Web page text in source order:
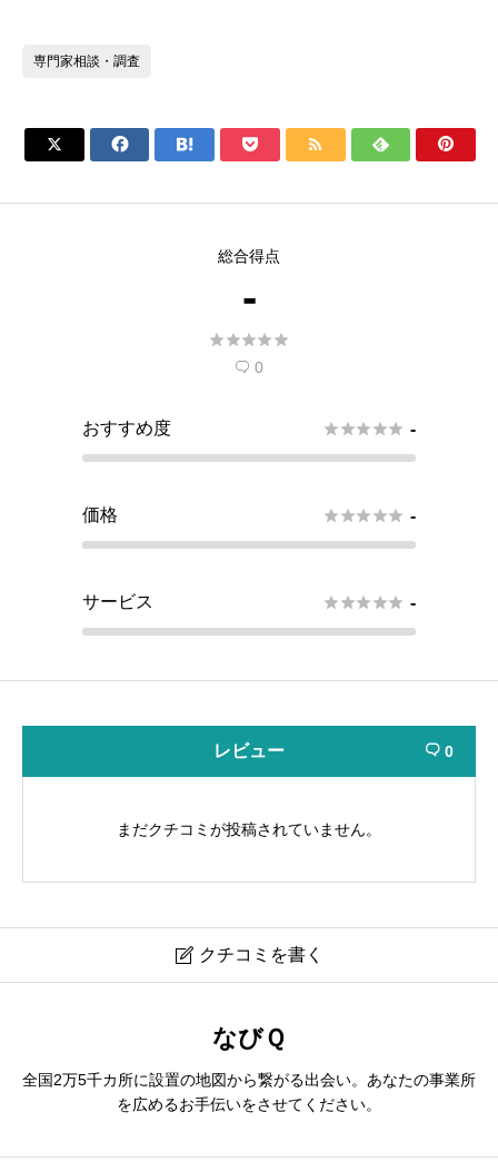
専門家相談・調査
      
総合得点
-

 0
おすすめ度  -
価格  -
サービス  -
レビュー  0
まだクチコミが投稿されていません。
 クチコミを書く
ニックネーム 必須
なびＱ
全国2万5千カ所に設置の地図から繋がる出会い。あなたの事業所
を広めるお手伝いをさせてください。